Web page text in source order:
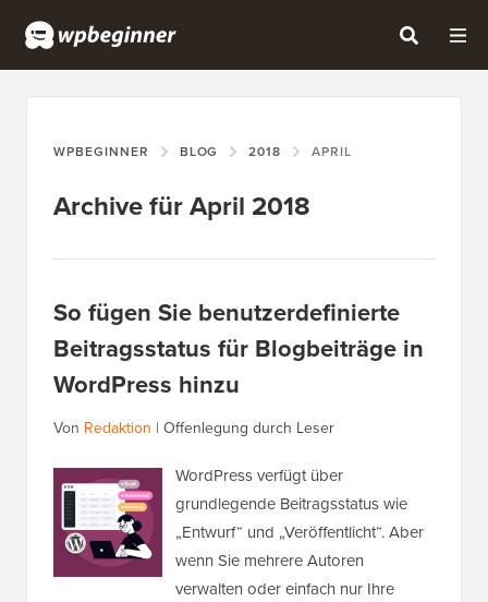
WPBEGINNER BLOG 2018 APRIL
Archive für April 2018
So fügen Sie benutzerdefinierte
Beitragsstatus für Blogbeiträge in
WordPress hinzu
Von Redaktion | Offenlegung durch Leser
WordPress verfügt über
grundlegende Beitragsstatus wie
„Entwurf“ und „Veröffentlicht“. Aber
wenn Sie mehrere Autoren
verwalten oder einfach nur Ihre